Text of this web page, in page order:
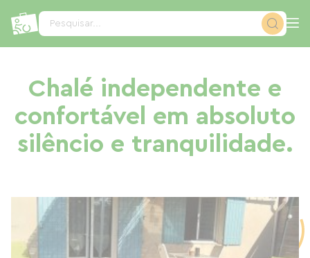
Pesquisar...
Chalé independente e
confortável em absoluto
silêncio e tranquilidade.
Painel de Gerenciamento de Cookies